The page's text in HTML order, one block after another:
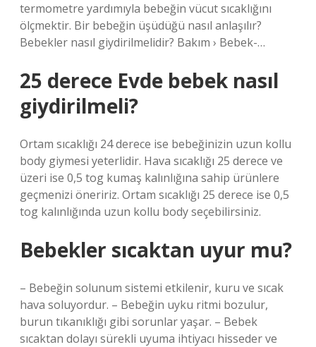
termometre yardımıyla bebeğin vücut sıcaklığını
ölçmektir. Bir bebeğin üşüdüğü nasıl anlaşılır?
Bebekler nasıl giydirilmelidir? Bakım › Bebek-…
25 derece Evde bebek nasıl
giydirilmeli?
Ortam sıcaklığı 24 derece ise bebeğinizin uzun kollu
body giymesi yeterlidir. Hava sıcaklığı 25 derece ve
üzeri ise 0,5 tog kumaş kalınlığına sahip ürünlere
geçmenizi öneririz. Ortam sıcaklığı 25 derece ise 0,5
tog kalınlığında uzun kollu body seçebilirsiniz.
Bebekler sıcaktan uyur mu?
– Bebeğin solunum sistemi etkilenir, kuru ve sıcak
hava soluyordur. – Bebeğin uyku ritmi bozulur,
burun tıkanıklığı gibi sorunlar yaşar. – Bebek
sıcaktan dolayı sürekli uyuma ihtiyacı hisseder ve